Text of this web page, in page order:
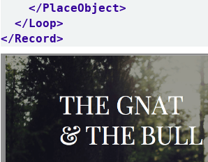
</PlaceObject>
</Loop>
</Record>